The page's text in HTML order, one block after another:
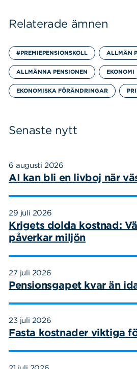
Relaterade ämnen
#PREMIEPENSIONSKOLL ALLMÄN
ALLMÄNNA PENSIONEN EKONOMI
EKONOMISKA FÖRÄNDRINGAR
Senaste nytt
6 augusti 2026
AI kan bli en livboj när
29 juli 2026
Krigets dolda kostnad:
påverkar miljön
27 juli 2026
Pensionsgapet kvar än
23 juli 2026
Fasta kostnader viktiga
Sök på sidan:Sök
efter: